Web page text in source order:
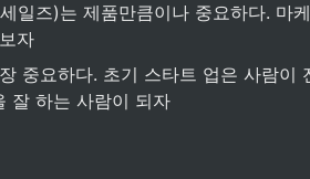
일즈)는 제품만큼이나 중요하다. 마
자
중요하다. 초기 스타트 업은 사람이
잘 하는 사람이 되자